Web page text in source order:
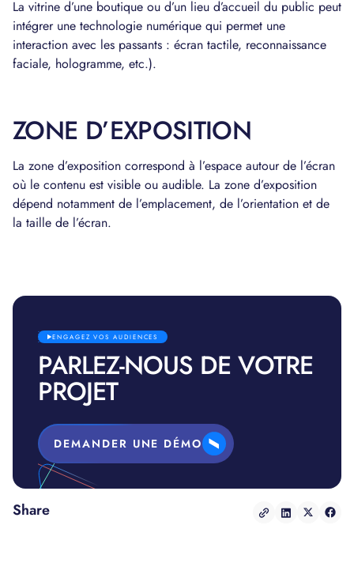
ENGAGEZ VOS AUDIENCES
PARLEZ-NOUS DE VOTRE
PROJET
DEMANDER UNE DÉMO
Share
La vitrine d’une boutique ou d’un lieu d’accueil du public peut
intégrer une technologie numérique qui permet une
interaction avec les passants : écran tactile, reconnaissance
faciale, hologramme, etc.).
ZONE D’EXPOSITION
La zone d’exposition correspond à l’espace autour de l’écran
où le contenu est visible ou audible. La zone d’exposition
dépend notamment de l’emplacement, de l’orientation et de
la taille de l’écran.